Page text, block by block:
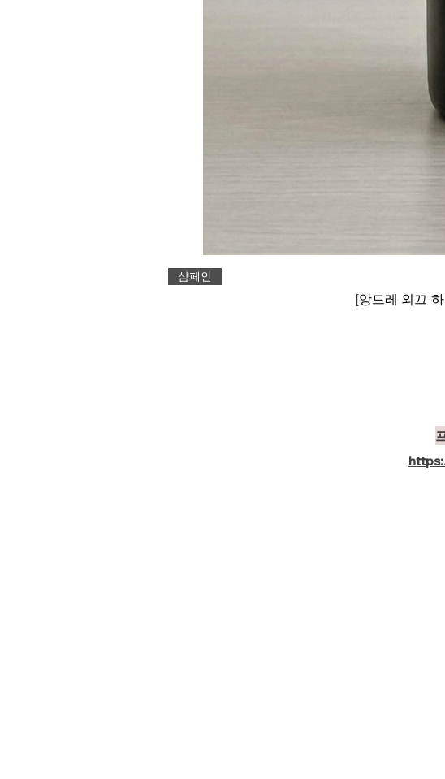
샴페인
[앙드레 외끄-